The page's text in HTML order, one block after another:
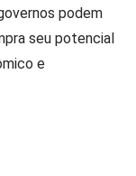
podem
seu potencial
e